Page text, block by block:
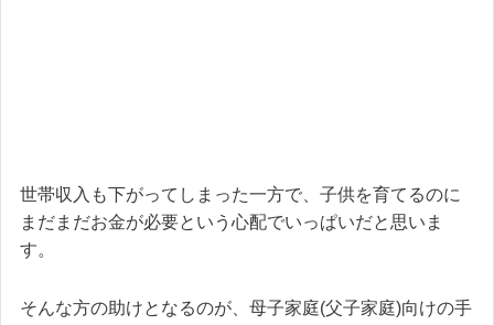
世帯収入も下がってしまった一方で、子供を育てるのに
まだまだお金が必要という心配でいっぱいだと思いま
す。
そんな方の助けとなるのが、母子家庭(父子家庭)向けの手